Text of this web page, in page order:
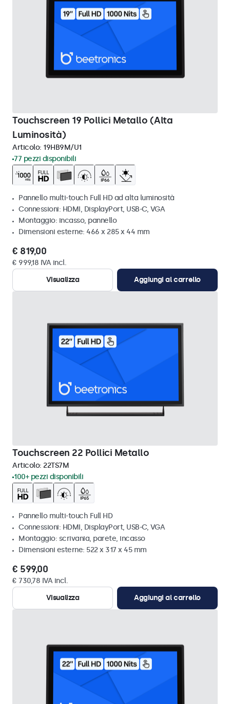
Touchscreen 19 Pollici Metallo (Alta
Luminosità)
Articolo: 19HB9M/U1
77 pezzi disponibili
Pannello multi-touch Full HD ad alta luminosità
Connessioni: HDMI, DisplayPort, USB-C, VGA
Montaggio: incasso, pannello
Dimensioni esterne: 466 x 285 x 44 mm
€ 819,00
€ 999,18 IVA incl.
Visualizza
Aggiungi al carrello
Touchscreen 22 Pollici Metallo
Articolo: 22TS7M
100+ pezzi disponibili
Pannello multi-touch Full HD
Connessioni: HDMI, DisplayPort, USB-C, VGA
Montaggio: scrivania, parete, incasso
Dimensioni esterne: 522 x 317 x 45 mm
€ 599,00
€ 730,78 IVA incl.
Visualizza
Aggiungi al carrello